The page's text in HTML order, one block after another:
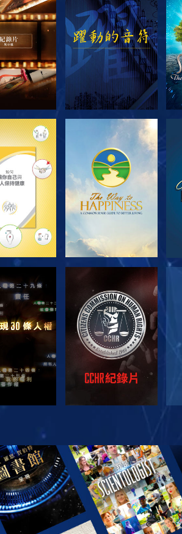
列節目 探索系列節目
系列節目 探索系列節目
觀看 觀看
觀看 探索系列節目